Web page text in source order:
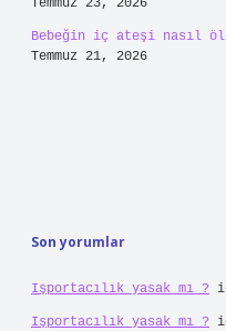
Temmuz 23, 2026
Bebeğin iç ateşi nasıl
Temmuz 21, 2026
Son yorumlar
Işportacılık yasak mı ?
Işportacılık yasak mı ?